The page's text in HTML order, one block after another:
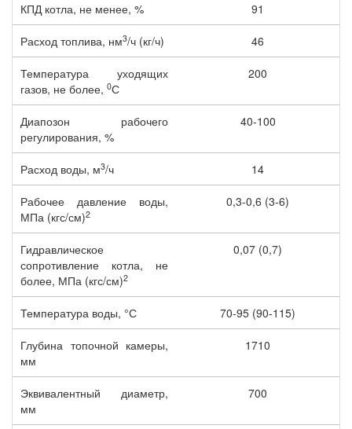
КПД котла, не менее, % 91
Расход топлива, нм3/ч (кг/ч) 46
Температура уходящих
газов, не более, 0С
200
Диапозон рабочего
регулирования, %
40-100
Расход воды, м3/ч 14
Рабочее давление воды,
МПа (кгс/см)2
0,3-0,6 (3-6)
Гидравлическое
сопротивление котла, не
более, МПа (кгс/см)2
0,07 (0,7)
Температура воды, °С 70-95 (90-115)
Глубина топочной камеры,
мм
1710
Эквивалентный диаметр,
мм
700